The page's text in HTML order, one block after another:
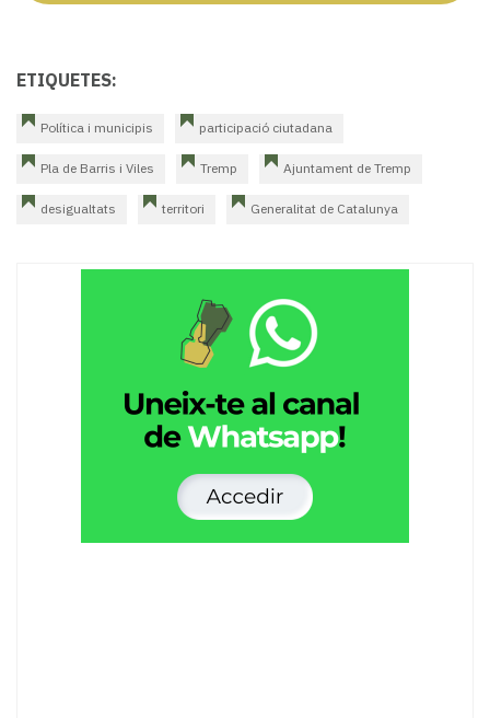
ETIQUETES:
Política i municipis participació ciutadana
Pla de Barris i Viles Tremp Ajuntament de Tremp
desigualtats territori Generalitat de Catalunya